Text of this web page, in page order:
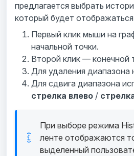
предлагается выбрать
который будет
Первый клик мыши на
начальной точки.
Второй клик — конечной
Для удаления диапазона
Для сдвига диапазона
стрелка влево /
При выборе режима
ленте отображаются
выделенный